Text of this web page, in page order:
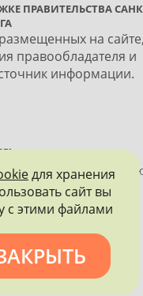
ПРАВИТЕЛЬСТВА
на
правообладателя и
информации.
КОНТРОЛЮ,
КУЛЬТУРЫ
ОХРАНЫ ПАМЯТНИКОВ
ОТДЕЛЕНИЕ
для хранения
сайт вы
с этими файлами